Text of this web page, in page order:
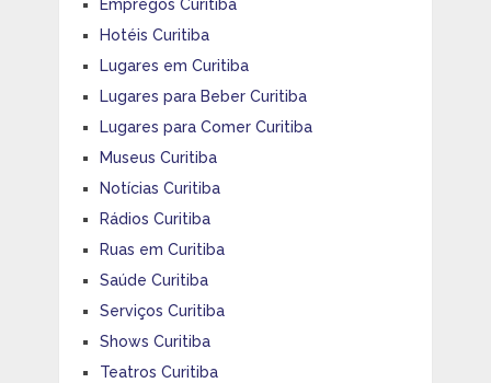
Empregos Curitiba
Hotéis Curitiba
Lugares em Curitiba
Lugares para Beber Curitiba
Lugares para Comer Curitiba
Museus Curitiba
Notícias Curitiba
Rádios Curitiba
Ruas em Curitiba
Saúde Curitiba
Serviços Curitiba
Shows Curitiba
Teatros Curitiba